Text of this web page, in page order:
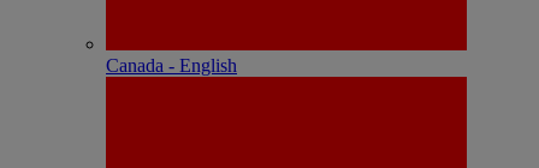
Canada - English